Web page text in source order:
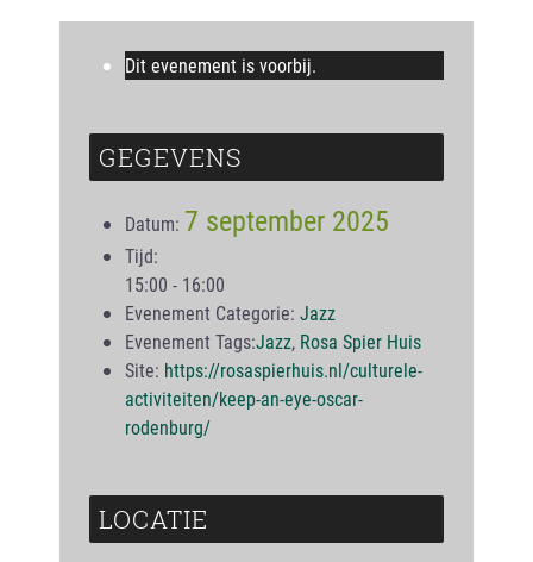
Dit evenement is voorbij.
GEGEVENS
Datum: 7 september 2025
Tijd:
15:00 - 16:00
Evenement Categorie: Jazz
Evenement Tags:Jazz, Rosa Spier Huis
Site: https://rosaspierhuis.nl/culturele-
activiteiten/keep-an-eye-oscar-
rodenburg/
LOCATIE